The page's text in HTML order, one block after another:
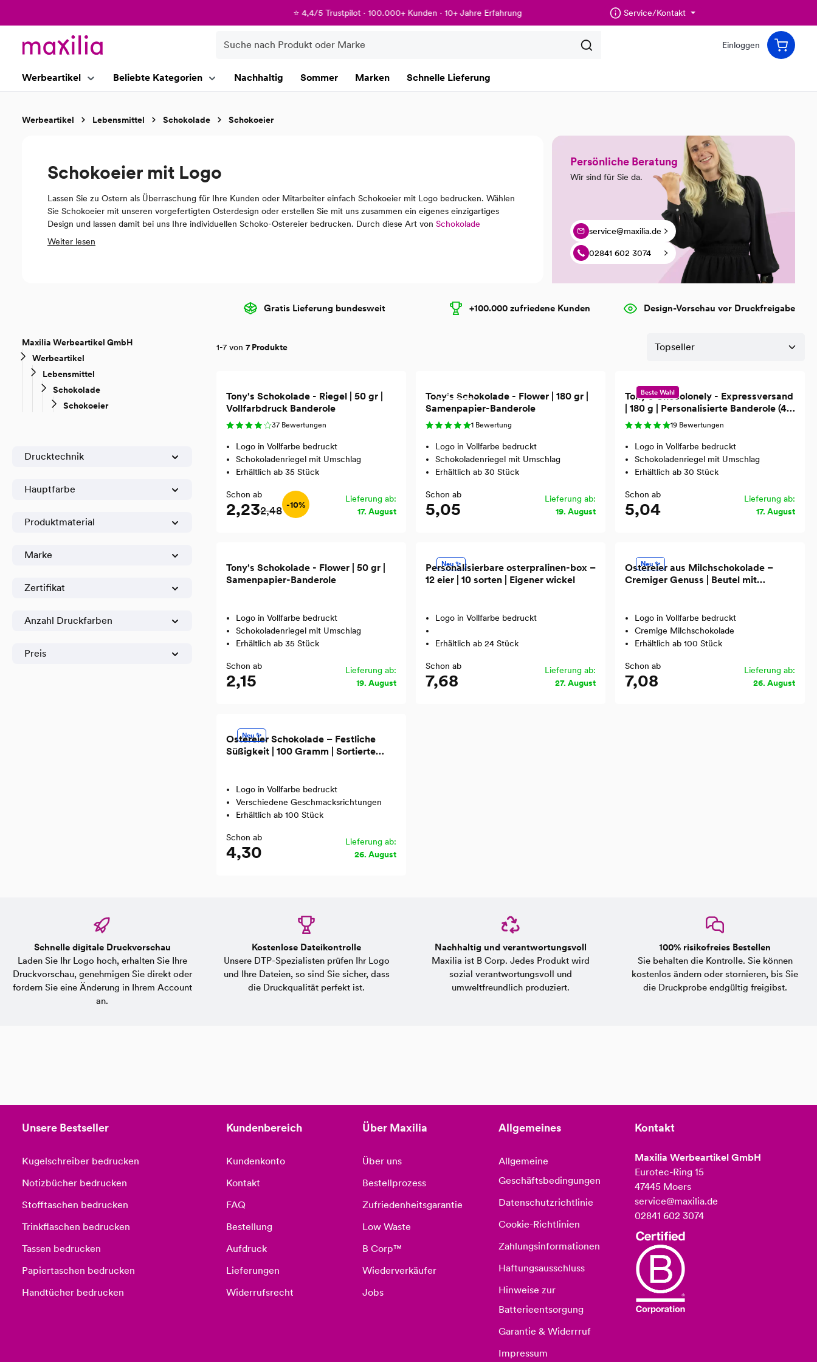
⭐ 4,4/5 Trustpilot · 100.000+ Kunden · 10+ Jahre Erfahrung Service/Kontakt
Einloggen
Werbeartikel Beliebte Kategorien Nachhaltig Sommer Marken Schnelle Lieferung
Werbeartikel Lebensmittel Schokolade Schokoeier
Schokoeier mit Logo
Lassen Sie zu Ostern als Überraschung für Ihre Kunden oder Mitarbeiter einfach Schokoeier mit Logo bedrucken. Wählen
Sie Schokoeier mit unseren vorgefertigten Osterdesign oder erstellen Sie mit uns zusammen ein eigenes einzigartiges
Design und lassen damit bei uns Ihre individuellen Schoko-Ostereier bedrucken. Durch diese Art von Schokolade
bedrucken
Weiter lesen
Persönliche Beratung
Wir sind für Sie da.
service@maxilia.de
02841 602 3074
Gratis Lieferung bundesweit +100.000 zufriedene Kunden Design-Vorschau vor Druckfreigabe
Maxilia Werbeartikel GmbH
Werbeartikel
Lebensmittel
Schokolade
Schokoeier
Drucktechnik
Hauptfarbe
Produktmaterial
Marke
Zertifikat
Anzahl Druckfarben
Preis
1-7 von 7 Produkte
Tony's Schokolade - Riegel | 50 gr |
Vollfarbdruck Banderole
37 Bewertungen
Logo in Vollfarbe bedruckt
Schokoladenriegel mit Umschlag
Erhältlich ab 35 Stück
Schon ab
2,232,48 -10%
Lieferung ab:
17. August
Recycled
Tony's Schokolade - Flower | 180 gr |
Samenpapier-Banderole
1 Bewertung
Logo in Vollfarbe bedruckt
Schokoladenriegel mit Umschlag
Erhältlich ab 30 Stück
Schon ab
5,05
Lieferung ab:
19. August
Beste Wahl
Tony's Chocolonely - Expressversand
| 180 g | Personalisierte Banderole (4-
farbig)
19 Bewertungen
Logo in Vollfarbe bedruckt
Schokoladenriegel mit Umschlag
Erhältlich ab 30 Stück
Schon ab
5,04
Lieferung ab:
17. August
Tony's Schokolade - Flower | 50 gr |
Samenpapier-Banderole
Logo in Vollfarbe bedruckt
Schokoladenriegel mit Umschlag
Erhältlich ab 35 Stück
Schon ab
2,15
Lieferung ab:
19. August
Neu ✨
Personalisierbare osterpralinen-box –
12 eier | 10 sorten | Eigener wickel
Logo in Vollfarbe bedruckt
Erhältlich ab 24 Stück
Schon ab
7,68
Lieferung ab:
27. August
Neu ✨
Ostereier aus Milchschokolade –
Cremiger Genuss | Beutel mit
Logo in Vollfarbe bedruckt
Cremige Milchschokolade
Erhältlich ab 100 Stück
Schon ab
7,08
Lieferung ab:
26. August
Neu ✨
Ostereier Schokolade – Festliche
Süßigkeit | 100 Gramm | Sortierte
Logo in Vollfarbe bedruckt
Verschiedene Geschmacksrichtungen
Erhältlich ab 100 Stück
Schon ab
4,30
Lieferung ab:
26. August
Schnelle digitale Druckvorschau
Laden Sie Ihr Logo hoch, erhalten Sie Ihre
Druckvorschau, genehmigen Sie direkt oder
fordern Sie eine Änderung in Ihrem Account
an.
Kostenlose Dateikontrolle
Unsere DTP-Spezialisten prüfen Ihr Logo
und Ihre Dateien, so sind Sie sicher, dass
die Druckqualität perfekt ist.
Nachhaltig und verantwortungsvoll
Maxilia ist B Corp. Jedes Produkt wird
sozial verantwortungsvoll und
umweltfreundlich produziert.
100% risikofreies Bestellen
Sie behalten die Kontrolle. Sie können
kostenlos ändern oder stornieren, bis Sie
die Druckprobe endgültig freigibst.
Unsere Bestseller
Kugelschreiber bedrucken
Notizbücher bedrucken
Stofftaschen bedrucken
Trinkflaschen bedrucken
Tassen bedrucken
Papiertaschen bedrucken
Handtücher bedrucken
Kundenbereich
Kundenkonto
Kontakt
FAQ
Bestellung
Aufdruck
Lieferungen
Widerrufsrecht
Über Maxilia
Über uns
Bestellprozess
Zufriedenheitsgarantie
Low Waste
B Corp™
Wiederverkäufer
Jobs
Allgemeines
Allgemeine
Geschäftsbedingungen
Datenschutzrichtlinie
Cookie-Richtlinien
Zahlungsinformationen
Haftungsausschluss
Hinweise zur
Batterieentsorgung
Garantie & Widerrruf
Impressum
Kontakt
Maxilia Werbeartikel GmbH
Eurotec-Ring 15
47445 Moers
service@maxilia.de
02841 602 3074